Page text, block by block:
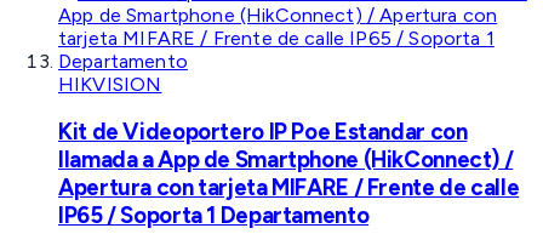
HIKVISION
Kit de Videoportero IP Poe Estandar con
llamada a App de Smartphone (HikConnect) /
Apertura con tarjeta MIFARE / Frente de calle
IP65 / Soporta 1 Departamento